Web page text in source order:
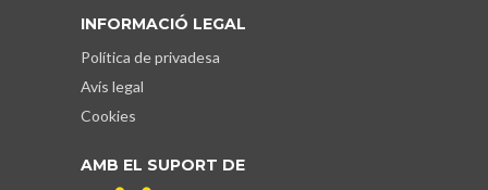
INFORMACIÓ LEGAL
Política de privadesa
Avís legal
Cookies
AMB EL SUPORT DE